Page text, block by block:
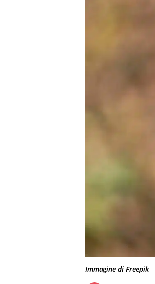
Immagine di Freepik